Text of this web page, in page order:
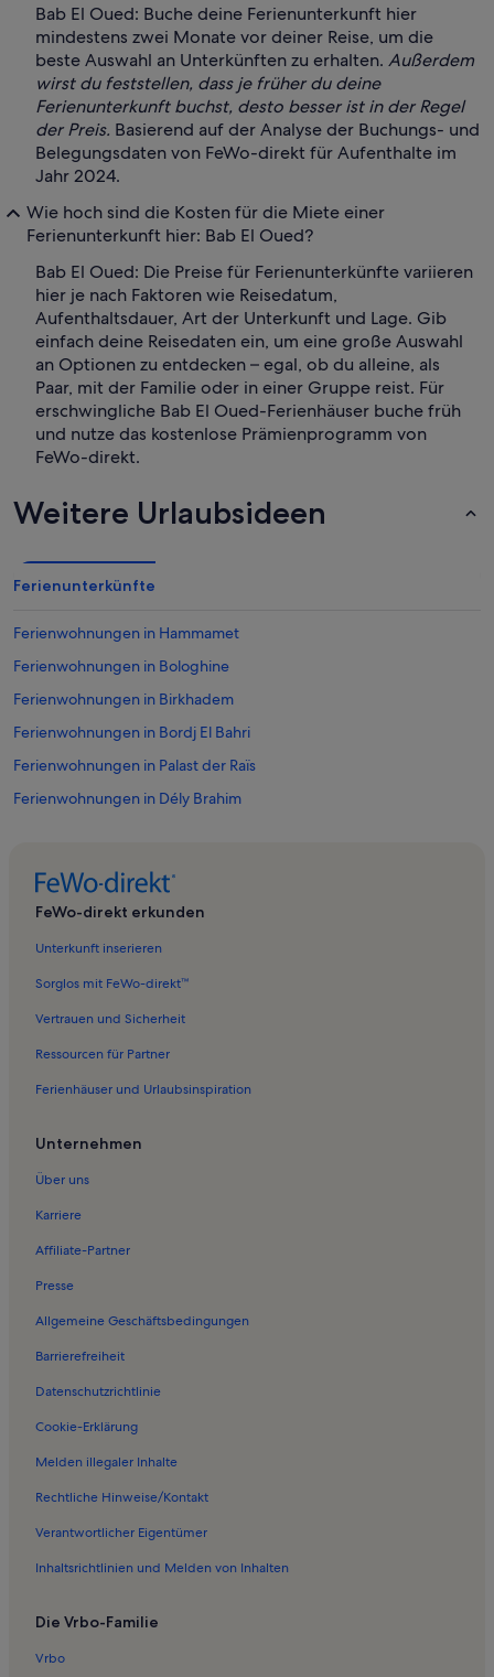
Bab El Oued: Buche deine Ferienunterkunft hier
mindestens zwei Monate vor deiner Reise, um die
beste Auswahl an Unterkünften zu erhalten. Außerdem
wirst du feststellen, dass je früher du deine
Ferienunterkunft buchst, desto besser ist in der Regel
der Preis. Basierend auf der Analyse der Buchungs- und
Belegungsdaten von FeWo-direkt für Aufenthalte im
Jahr 2024.
Wie hoch sind die Kosten für die Miete einer
Ferienunterkunft hier: Bab El Oued?
Bab El Oued: Die Preise für Ferienunterkünfte variieren
hier je nach Faktoren wie Reisedatum,
Aufenthaltsdauer, Art der Unterkunft und Lage. Gib
einfach deine Reisedaten ein, um eine große Auswahl
an Optionen zu entdecken – egal, ob du alleine, als
Paar, mit der Familie oder in einer Gruppe reist. Für
erschwingliche Bab El Oued-Ferienhäuser buche früh
und nutze das kostenlose Prämienprogramm von
FeWo-direkt.
Weitere Urlaubsideen
Ferienunterkünfte
Ferienwohnungen in Hammamet
Ferienwohnungen in Bologhine
Ferienwohnungen in Birkhadem
Ferienwohnungen in Bordj El Bahri
Ferienwohnungen in Palast der Raïs
Ferienwohnungen in Dély Brahim
Ferienwohnungen in Bouzaréah
Ferienwohnungen in Douera
FeWo-direkt erkunden
Unterkunft inserieren
Sorglos mit FeWo-direkt™
Vertrauen und Sicherheit
Ressourcen für Partner
Ferienhäuser und Urlaubsinspiration
Unternehmen
Über uns
Karriere
Affiliate-Partner
Presse
Allgemeine Geschäftsbedingungen
Barrierefreiheit
Datenschutzrichtlinie
Cookie-Erklärung
Melden illegaler Inhalte
Rechtliche Hinweise/Kontakt
Verantwortlicher Eigentümer
Inhaltsrichtlinien und Melden von Inhalten
Die Vrbo-Familie
Vrbo